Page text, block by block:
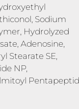
Sodium
Hydrolyzed
Adenosine,
Stearate SE,
NP,